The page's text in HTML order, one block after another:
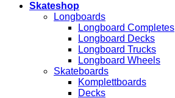
Skateshop
Longboards
Longboard Completes
Longboard Decks
Longboard Trucks
Longboard Wheels
Skateboards
Komplettboards
Decks